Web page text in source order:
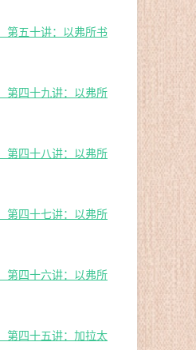
第五十讲：以弗所书
第四十九讲：以弗所
第四十八讲：以弗所
第四十七讲：以弗所
第四十六讲：以弗所
第四十五讲：加拉太